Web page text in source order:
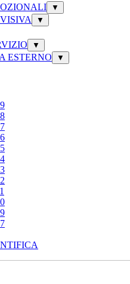
▼
▼
▼
ESTERNO ▼